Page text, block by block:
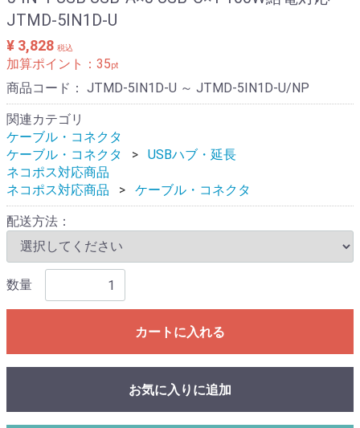
JTMD-5IN1D-U
¥ 3,828 税込
加算ポイント： 35pt
商品コード： JTMD-5IN1D-U ～ JTMD-5IN1D-U/NP
関連カテゴリ
ケーブル・コネクタ
ケーブル・コネクタ
USBハブ・延長
ネコポス対応商品
ネコポス対応商品
ケーブル・コネクタ
配送方法：
数量
カートに入れる
お気に入りに追加